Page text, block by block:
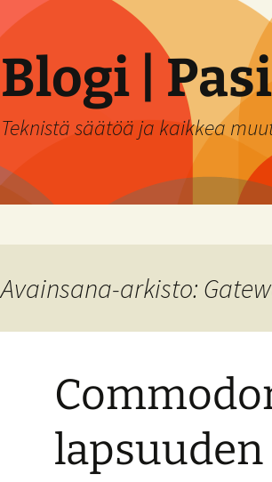
Blogi |
Teknistä säätöä ja kaikkea
Avainsana-arkisto: